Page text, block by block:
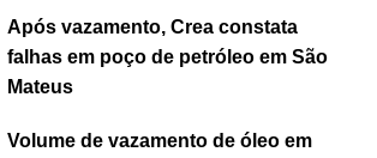
Após vazamento, Crea constata
falhas em poço de petróleo em São
Mateus
Volume de vazamento de óleo em